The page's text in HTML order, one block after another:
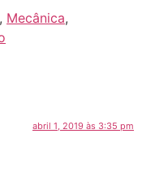
, Mecânica,
abril 1, 2019 às 3:35 pm